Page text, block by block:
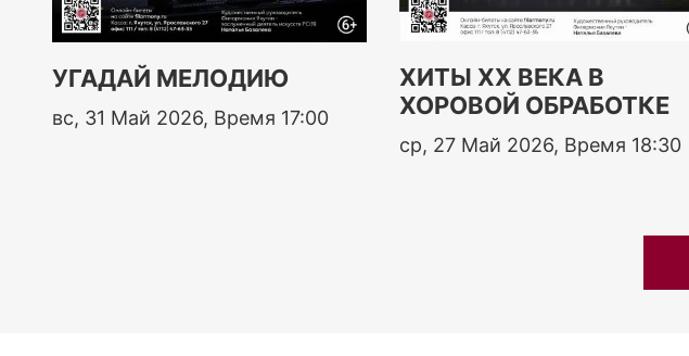
УГАДАЙ МЕЛОДИЮ
вс, 31 Май 2026, Время 17:00
ХИТЫ ХХ ВЕКА В
ХОРОВОЙ ОБРАБОТКЕ
ср, 27 Май 2026, Время 18:30